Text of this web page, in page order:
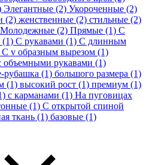
Элегантные (2) Укороченные (2)
(2) женственные (2) стильные (2)
Молодежные (2) Прямые (1) С
(1) С рукавами (1) С длинным
С v образным вырезом (1)
объемными рукавами (1)
рубашка (1) большого размера (1)
(1) высокий рост (1) премиум (1)
с карманами (1) На пуговицах
(1) С открытой спиной
ткань (1) базовые (1)